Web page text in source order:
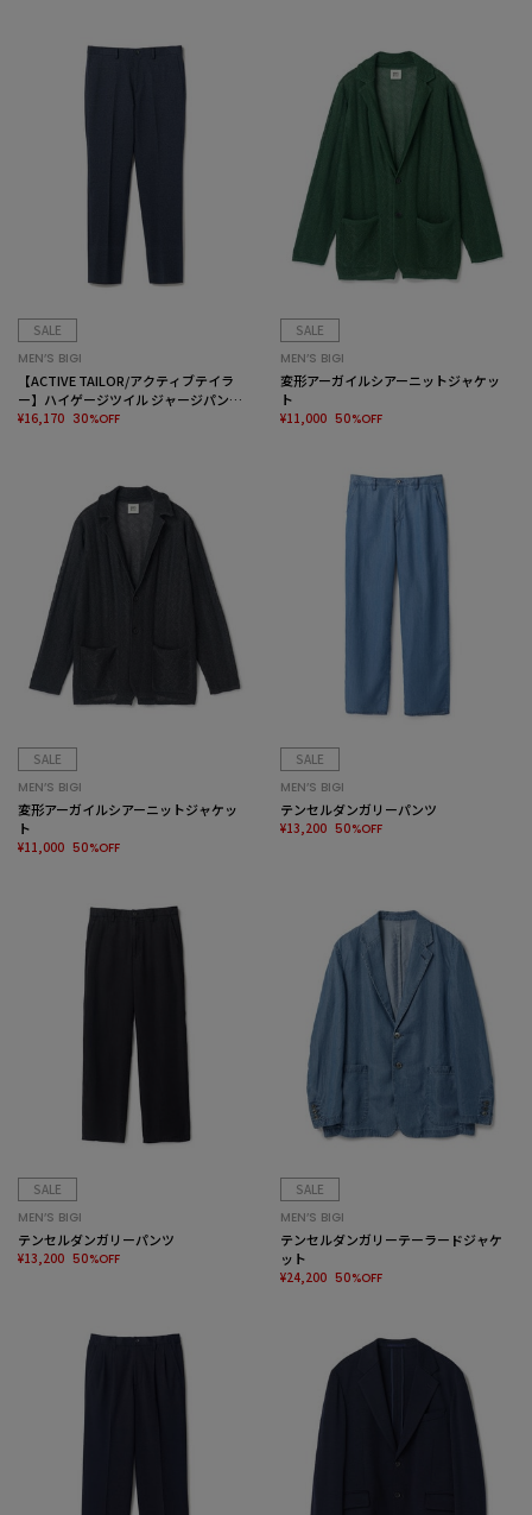
SALE
MEN’S BIGI
【ACTIVE TAILOR/アクティブテイラ
ー】ハイゲージツイル ジャージパンツ
＜防シワ性＞＜ストレッチ＞
¥16,170 30%OFF
SALE
MEN’S BIGI
変形アーガイルシアーニットジャケッ
ト
¥11,000 50%OFF
SALE
MEN’S BIGI
変形アーガイルシアーニットジャケッ
ト
¥11,000 50%OFF
SALE
MEN’S BIGI
テンセルダンガリーパンツ
¥13,200 50%OFF
SALE
MEN’S BIGI
テンセルダンガリーパンツ
¥13,200 50%OFF
SALE
MEN’S BIGI
テンセルダンガリーテーラードジャケ
ット
¥24,200 50%OFF